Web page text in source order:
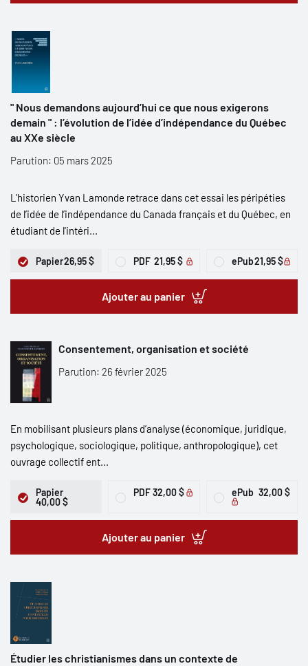
" Nous demandons aujourd’hui ce que nous exigerons
demain " : l’évolution de l’idée d’indépendance du Québec
au XXe siècle
Parution: 05 mars 2025
L'historien Yvan Lamonde retrace dans cet essai les péripéties
de l’idée de l’indépendance du Canada français et du Québec, en
étudiant de l'intéri...
Papier26,95 $ PDF 21,95 $ ePub21,95 $
Ajouter au panier
Consentement, organisation et société
Parution: 26 février 2025
En mobilisant plusieurs plans d’analyse (économique, juridique,
psychologique, sociologique, politique, anthropologique), cet
ouvrage collectif ent...
Papier
40,00 $
PDF32,00 $ ePub 32,00 $
Ajouter au panier
Étudier les christianismes dans un contexte de